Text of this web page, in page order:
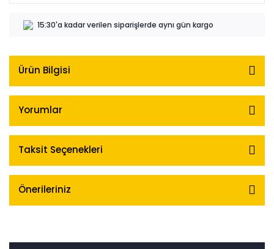
15:30'a kadar verilen siparişlerde aynı gün kargo
Ürün Bilgisi
Yorumlar
Taksit Seçenekleri
Önerileriniz